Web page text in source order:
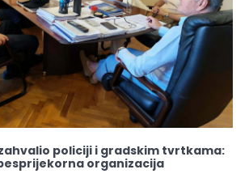
policiji i gradskim tvrtkama:
organizacija